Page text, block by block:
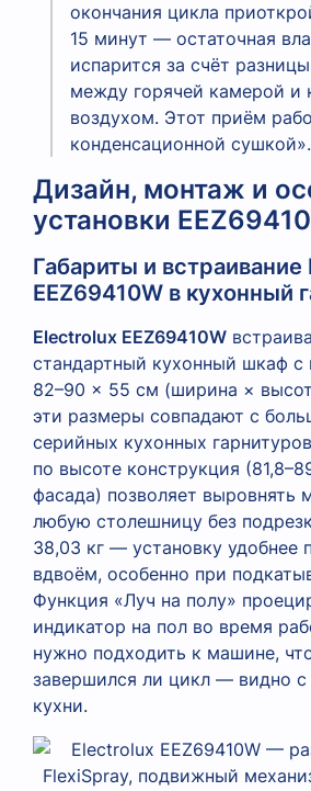
окончания цикла
15 минут — остаточная
испарится за счёт
между горячей камерой и
воздухом. Этот приём
конденсационной сушкой».
Дизайн, монтаж и
установки
Габариты и
EEZ69410W в кухонный
Electrolux EEZ69410W
стандартный кухонный шкаф
82–90 × 55 см (ширина ×
эти размеры совпадают с
серийных кухонных
по высоте конструкция
фасада) позволяет выровнять
любую столешницу без
38,03 кг — установку удобнее
вдвоём, особенно при
Функция «Луч на полу»
индикатор на пол во время
нужно подходить к машине,
завершился ли цикл — видно с
кухни.